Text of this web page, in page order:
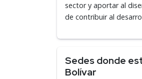
sector y aportar al
de contribuir al
Sedes donde
Bolívar